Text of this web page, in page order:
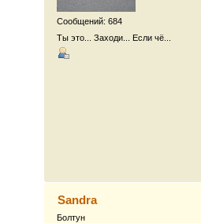
Сообщений: 684
Ты это... Заходи... Если чё...
Sandra
Болтун